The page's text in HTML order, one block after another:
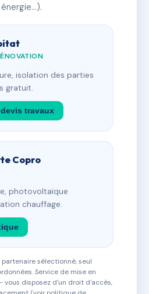
isolation des parties
gratuit.
devis travaux
Copro
photovoltaïque
chauffage.
sélectionné, seul
Service de mise en
vous disposez d'un droit d'accès,